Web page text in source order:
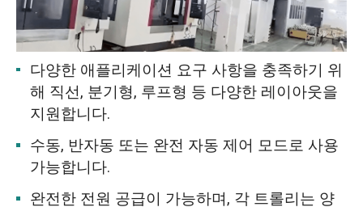
다양한 애플리케이션 요구 사항을 충족하기 위
해 직선, 분기형, 루프형 등 다양한 레이아웃을
지원합니다.
수동, 반자동 또는 완전 자동 제어 모드로 사용
가능합니다.
완전한 전원 공급이 가능하며, 각 트롤리는 양